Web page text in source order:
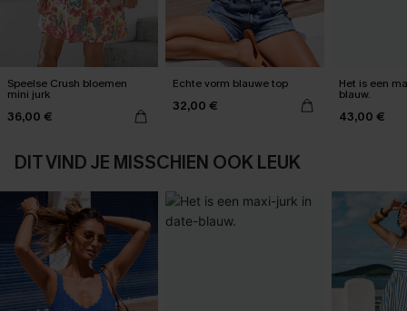
Speelse Crush bloemen
mini jurk
36,00 €
Echte vorm blauwe top
32,00 €
Het is een
blauw.
43,00 €
DIT VIND JE MISSCHIEN OOK LEUK